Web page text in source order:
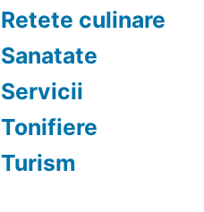
Retete culinare
Sanatate
Servicii
Tonifiere
Turism